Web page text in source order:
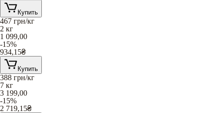
Купить
467 грн/кг
2 кг
1 099,00
-15%
934,15₴
Купить
388 грн/кг
7 кг
3 199,00
-15%
2 719,15₴